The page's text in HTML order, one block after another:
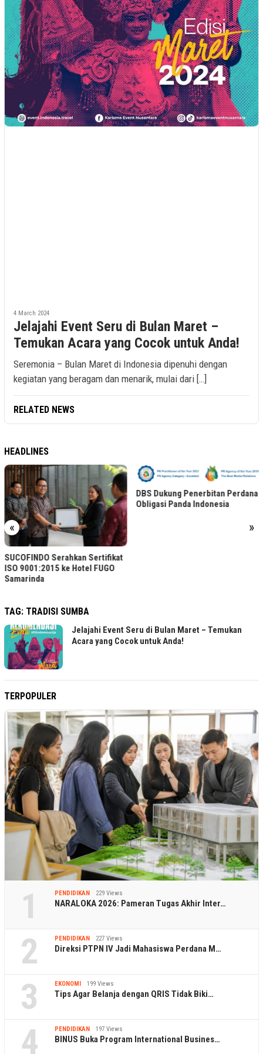
4 March 2024
Jelajahi Event Seru di Bulan Maret –
Temukan Acara yang Cocok untuk Anda!
Seremonia – Bulan Maret di Indonesia dipenuhi dengan
kegiatan yang beragam dan menarik, mulai dari […]
RELATED NEWS
HEADLINES
« »
SUCOFINDO Serahkan Sertifikat
ISO 9001:2015 ke Hotel FUGO
Samarinda
DBS Dukung Penerbitan Perdana
Obligasi Panda Indonesia
TAG: TRADISI SUMBA
Jelajahi Event Seru di Bulan Maret – Temukan
Acara yang Cocok untuk Anda!
TERPOPULER
1 PENDIDIKAN 229 Views
NARALOKA 2026: Pameran Tugas Akhir Inter…
2 PENDIDIKAN 227 Views
Direksi PTPN IV Jadi Mahasiswa Perdana M…
3 EKONOMI 199 Views
Tips Agar Belanja dengan QRIS Tidak Biki…
4 PENDIDIKAN 197 Views
BINUS Buka Program International Busines…